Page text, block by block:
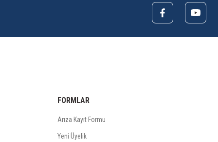
FORMLAR
Arıza Kayıt Formu
Yeni Üyelik